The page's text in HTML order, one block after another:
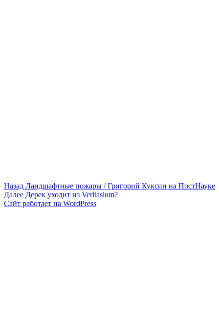
Навигация
по
Назад Предыдущая
запись:
Ландшафтные пожары / Григорий Куксин на ПостНауке
Далее Следующая
запись:
Дерек уходит из Veritasium?
Сайт работает на WordPress